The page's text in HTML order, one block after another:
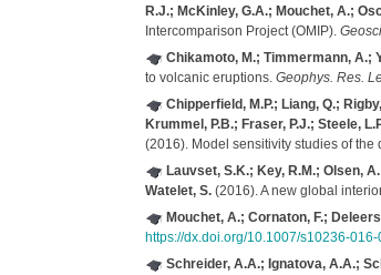
R.J.; McKinley, G.A.; Mouchet, A.;
Intercomparison Project (OMIP).
Chikamoto, M.; Timmermann, A.;
to volcanic eruptions. Geophys. Res.
Chipperfield, M.P.; Liang, Q.;
Krummel, P.B.; Fraser, P.J.; Steele,
(2016). Model sensitivity studies of
Lauvset, S.K.; Key, R.M.; Olsen,
Watelet, S.(2016). A new global
Mouchet, A.; Cornaton, F.;
https://dx.doi.org/10.1007/s10236-016-
Schreider, A.A.; Ignatova, A.A.;